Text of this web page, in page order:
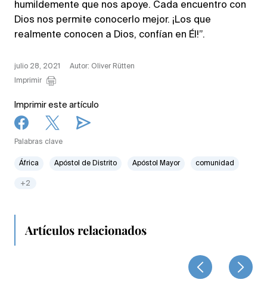
humildemente que nos apoye. Cada encuentro con
Dios nos permite conocerlo mejor. ¡Los que
realmente conocen a Dios, confían en Él!”.
julio 28, 2021
Autor: Oliver Rütten
Imprimir
Imprimir este artículo
Palabras clave
África Apóstol de Distrito Apóstol Mayor comunidad
+2
Artículos relacionados